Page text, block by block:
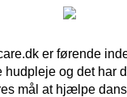
er førende
hudpleje og det har
mål at hjælpe